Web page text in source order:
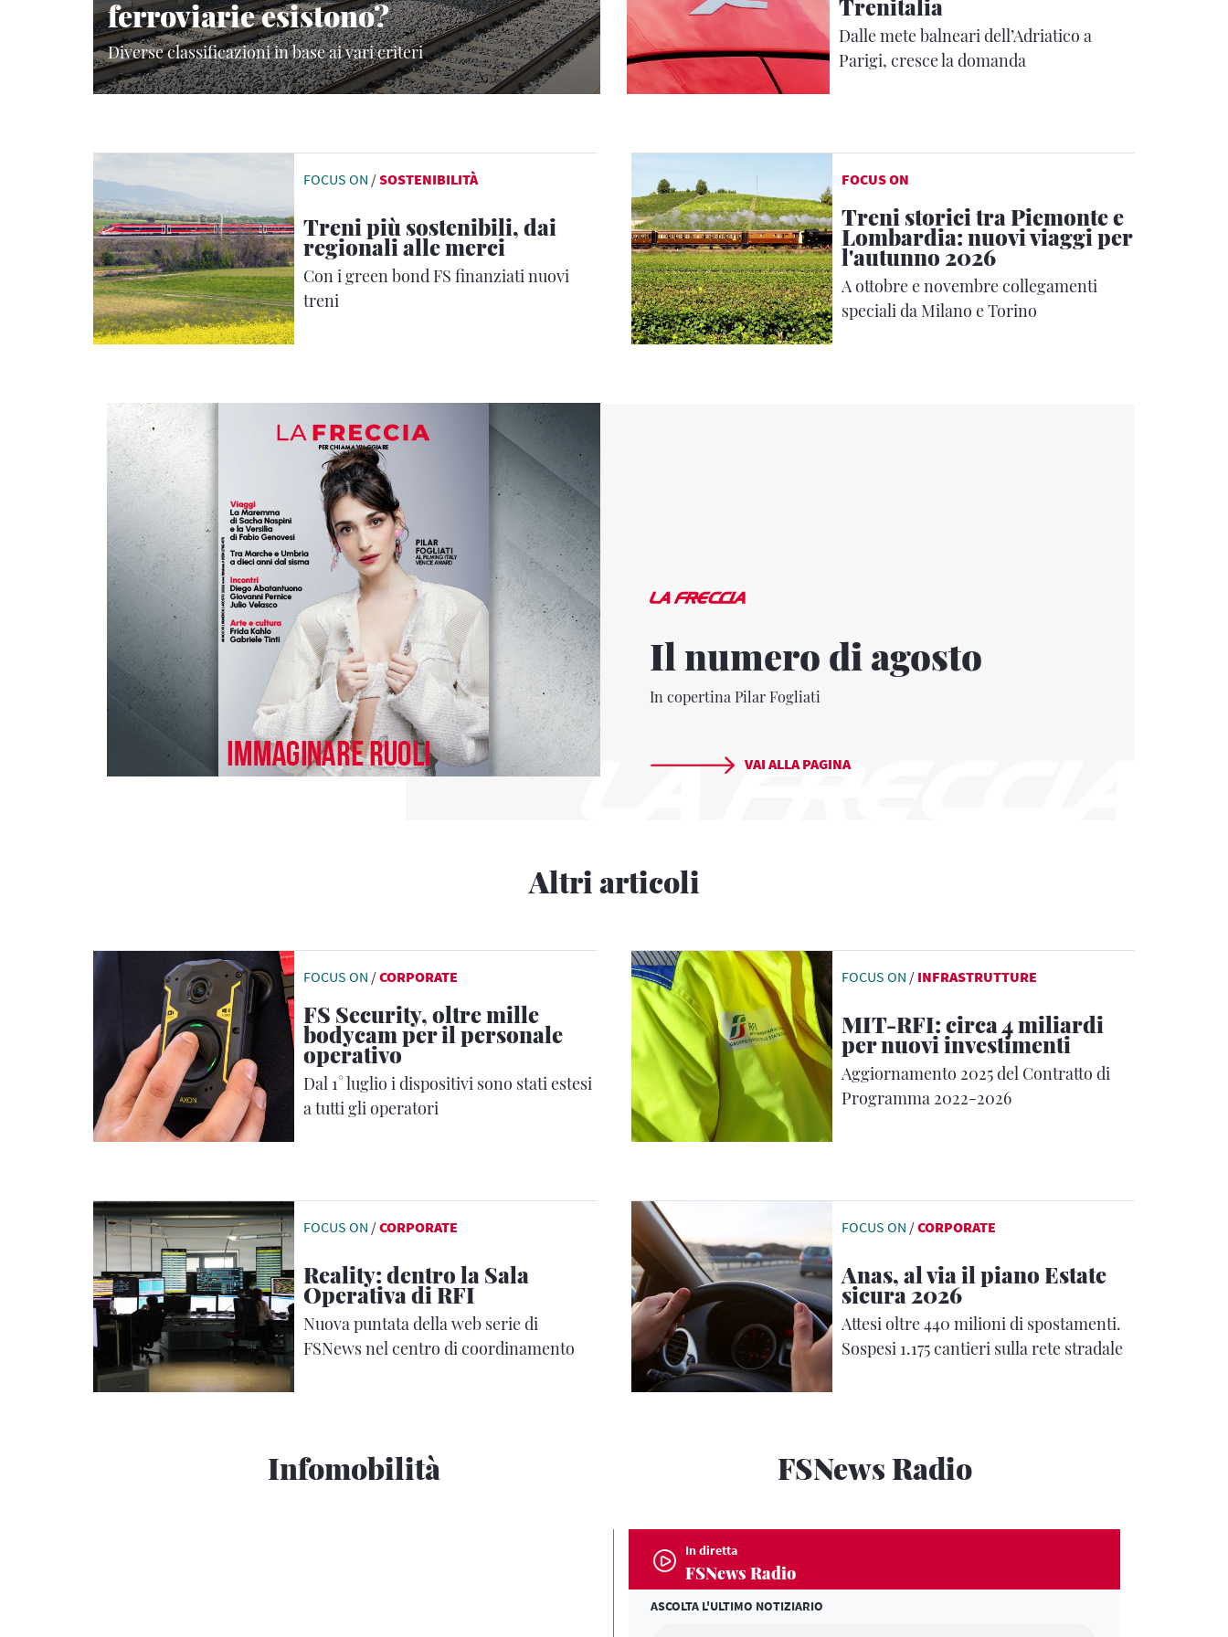
ferroviarie esistono?
Diverse classificazioni in base ai vari criteri
Trenitalia
Dalle mete balneari dell’Adriatico a
Parigi, cresce la domanda
FOCUS ON /SOSTENIBILITÀ
Treni più sostenibili, dai
regionali alle merci
Con i green bond FS finanziati nuovi
treni
FOCUS ON
Treni storici tra Piemonte e
Lombardia: nuovi viaggi per
l'autunno 2026
A ottobre e novembre collegamenti
speciali da Milano e Torino
Il numero di agosto
In copertina Pilar Fogliati
VAI ALLA PAGINA
Altri articoli
FOCUS ON /CORPORATE
FS Security, oltre mille
bodycam per il personale
operativo
Dal 1° luglio i dispositivi sono stati estesi
a tutti gli operatori
FOCUS ON / INFRASTRUTTURE
MIT-RFI: circa 4 miliardi
per nuovi investimenti
Aggiornamento 2025 del Contratto di
Programma 2022-2026
FOCUS ON /CORPORATE
Reality: dentro la Sala
Operativa di RFI
Nuova puntata della web serie di
FSNews nel centro di coordinamento
FOCUS ON /CORPORATE
Anas, al via il piano Estate
sicura 2026
Attesi oltre 440 milioni di spostamenti.
Sospesi 1.175 cantieri sulla rete stradale
Infomobilità FSNews Radio
In diretta
FSNews Radio
ASCOLTA L'ULTIMO NOTIZIARIO